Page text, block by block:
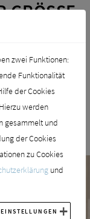
selbst kompakten
zwei Funktionen:
Funktionalität
der Cookies
werden
gesammelt und
der Cookies
zu Cookies
und
EINSTELLUNGEN